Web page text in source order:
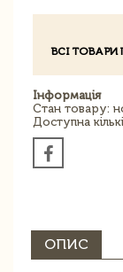
ВСІ ТОВАРИ
Інформація
Стан товару:
Доступна
ОПИС